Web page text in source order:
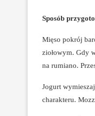
Sposób
Mięso pokrój
ziołowym. Gdy
na rumiano.
Jogurt
charakteru.